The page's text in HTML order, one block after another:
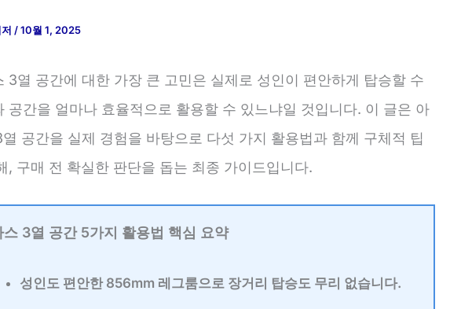
/10월 1, 2025
3열 공간에 대한 가장 큰 고민은 실제로 성인이 편안하게 탑승할 수
공간을 얼마나 효율적으로 활용할 수 있느냐일 것입니다. 이 글은 아
공간을 실제 경험을 바탕으로 다섯 가지 활용법과 함께 구체적 팁
, 구매 전 확실한 판단을 돕는 최종 가이드입니다.
스 3열 공간 5가지 활용법 핵심 요약
성인도 편안한 856mm 레그룸으로 장거리 탑승도 무리 없습니다.